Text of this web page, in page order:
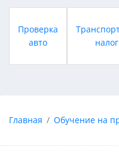
Проверка
авто
налог
Главная Обучение на